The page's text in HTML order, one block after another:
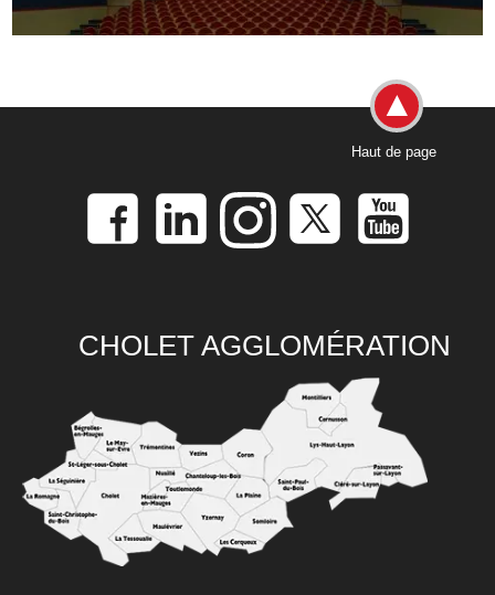
Haut de page
CHOLET AGGLOMÉRATION